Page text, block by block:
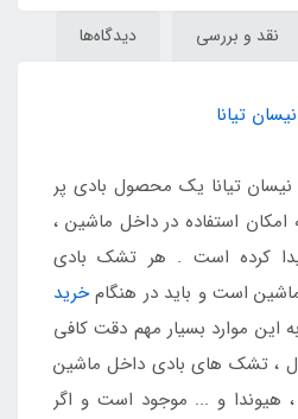
نقد و بررسی دیدگاه‌ها
تیانا
تیانا یک محصول بادی پر
استفاده در داخل ماشین ،
کرده است . هر تشک بادی
است و باید در هنگامخرید
به این موارد بسیار مهم دقت کافی
، تشک های بادی داخل ماشین
هیوندا و ... موجود است و اگر